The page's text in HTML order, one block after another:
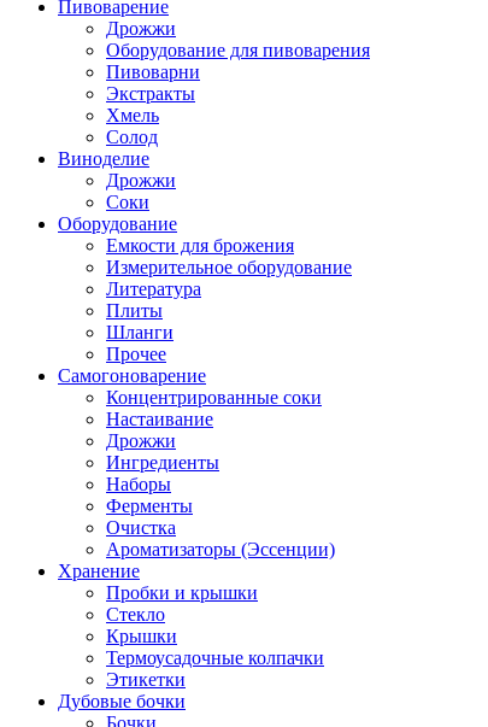
Пивоварение
Дрожжи
Оборудование для пивоварения
Пивоварни
Экстракты
Хмель
Солод
Виноделие
Дрожжи
Соки
Оборудование
Емкости для брожения
Измерительное оборудование
Литература
Плиты
Шланги
Прочее
Самогоноварение
Концентрированные соки
Настаивание
Дрожжи
Ингредиенты
Наборы
Ферменты
Очистка
Ароматизаторы (Эссенции)
Хранение
Пробки и крышки
Стекло
Крышки
Термоусадочные колпачки
Этикетки
Дубовые бочки
Бочки